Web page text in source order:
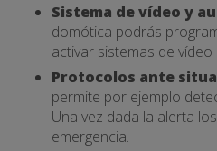
Sistema de vídeo y
domótica podrás
activar sistemas de
Protocolos ante
permite por ejemplo
Una vez dada la alerta
emergencia.